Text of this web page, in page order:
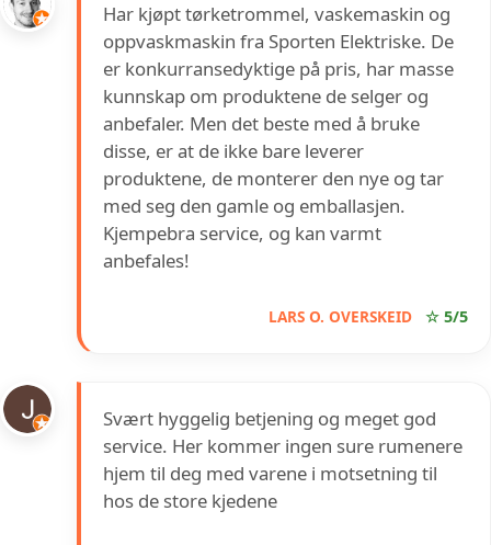
Har kjøpt tørketrommel, vaskemaskin og
oppvaskmaskin fra Sporten Elektriske. De
er konkurransedyktige på pris, har masse
kunnskap om produktene de selger og
anbefaler. Men det beste med å bruke
disse, er at de ikke bare leverer
produktene, de monterer den nye og tar
med seg den gamle og emballasjen.
Kjempebra service, og kan varmt
anbefales!
LARS O. OVERSKEID ☆ 5/5
Svært hyggelig betjening og meget god
service. Her kommer ingen sure rumenere
hjem til deg med varene i motsetning til
hos de store kjedene